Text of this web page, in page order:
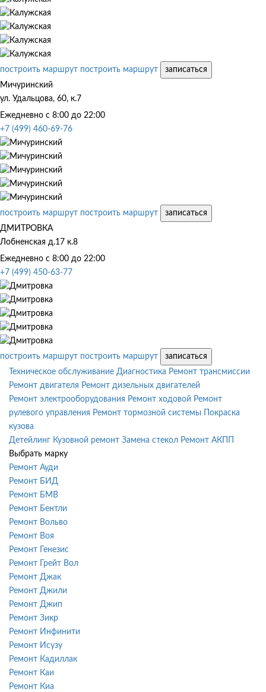
построить маршрут построить маршрут
записаться
Мичуринский
ул. Удальцова, 60, к.7
Ежедневно с 8:00 до 22:00
+7 (499) 460-69-76
построить маршрут построить маршрут
записаться
ДМИТРОВКА
Лобненская д.17 к.8
Ежедневно с 8:00 до 22:00
+7 (499) 450-63-77
построить маршрут построить маршрут
записаться
Техническое обслуживание Диагностика Ремонт трансмиссии
Ремонт двигателя Ремонт дизельных двигателей
Ремонт электрооборудования Ремонт ходовой Ремонт
рулевого управления Ремонт тормозной системы
Покраска
кузова
Детейлинг Кузовной ремонт Замена стекол Ремонт АКПП
Выбрать марку
Ремонт Ауди
Ремонт БИД
Ремонт БМВ
Ремонт Бентли
Ремонт Вольво
Ремонт Воя
Ремонт Генезис
Ремонт Грейт Вол
Ремонт Джак
Ремонт Джили
Ремонт Джип
Ремонт Зикр
Ремонт Инфинити
Ремонт Исузу
Ремонт Кадиллак
Ремонт Каи
Ремонт Киа